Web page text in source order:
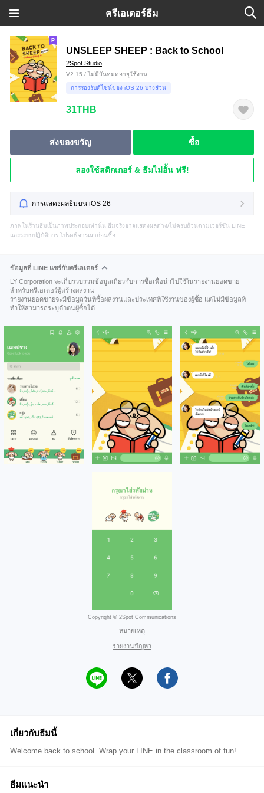
ครีเอเตอร์ธีม
UNSLEEP SHEEP : Back to School
2Spot Studio
V2.15 / ไม่มีวันหมดอายุใช้งาน
การรองรับดีไซน์ของ iOS 26 บางส่วน
31THB
ส่งของขวัญ ซื้อ
ลองใช้สติกเกอร์ & ธีมไม่อั้น ฟรี!
การแสดงผลธีมบน iOS 26
ภาพในร้านธีมเป็นภาพประกอบเท่านั้น ธีมจริงอาจแสดงผลต่าง/ไม่ครบถ้วนตามเวอร์ชัน LINE
และระบบปฏิบัติการ โปรดพิจารณาก่อนซื้อ
ข้อมูลที่ LINE แชร์กับครีเอเตอร์
LY Corporation จะเก็บรวบรวมข้อมูลเกี่ยวกับการซื้อเพื่อนำไปใช้ในรายงานยอดขาย
สำหรับครีเอเตอร์ผู้สร้างผลงาน
รายงานยอดขายจะมีข้อมูลวันที่ซื้อผลงานและประเทศที่ใช้งานของผู้ซื้อ แต่ไม่มีข้อมูลที่
ทำให้สามารถระบุตัวตนผู้ซื้อได้
Copyright © 2Spot Communications
หมายเหตุ
รายงานปัญหา
เกี่ยวกับธีมนี้
Welcome back to school. Wrap your LINE in the classroom of fun!
ธีมแนะนำ